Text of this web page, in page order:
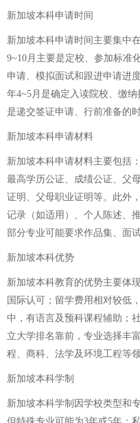
新加坡本科申请时间
新加坡本科申请时间主要集中
9~10月主要是定校、参加标准
申请、模拟面试和跟进申请进
年4~5月是确定入读院校、缴
是递交签证申请、行前准备的时
新加坡本科申请材料
新加坡本科申请材料主要包括
最高学历公证、成绩公证、父
证明、父母职业证明等。此外
记录（如适用）、个人陈述、
部分专业可能要求作品集、面试
新加坡本科优势
新加坡本科教育的优势主要体
国际认可；留学费用相对较低
中，有语言及预科课程辅助；
立大学排名靠前，专业选择丰
程、商科、法学及环境工程等领
新加坡本科学制
新加坡本科学制因学校类型和